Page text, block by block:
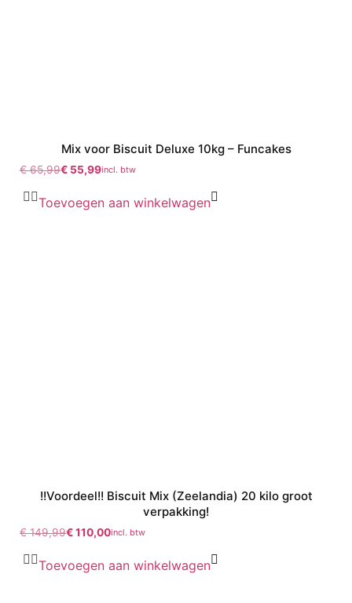
Mix voor Biscuit Deluxe 10kg – Funcakes
€65,99€ 55,99incl. btw
Toevoegen aan winkelwagen
!!Voordeel!! Biscuit Mix (Zeelandia) 20 kilo groot
verpakking!
€149,99€110,00incl. btw
Toevoegen aan winkelwagen